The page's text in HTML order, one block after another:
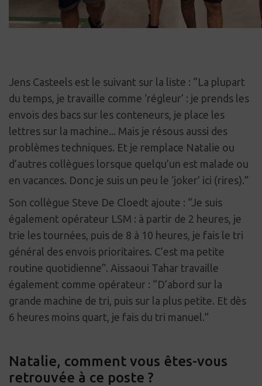
Jens Casteels est le suivant sur la liste : “La plupart
du temps, je travaille comme ‘régleur’ : je prends les
envois des bacs sur les conteneurs, je place les
lettres sur la machine... Mais je résous aussi des
problèmes techniques. Et je remplace Natalie ou
d’autres collègues lorsque quelqu’un est malade ou
en vacances. Donc je suis un peu le ‘joker’ ici (rires).”
Son collègue Steve De Cloedt ajoute : “Je suis
également opérateur LSM : à partir de 2 heures, je
trie les tournées, puis de 8 à 10 heures, je fais le tri
général des envois prioritaires. C’est ma petite
routine quotidienne”. Aissaoui Tahar travaille
également comme opérateur : “D’abord sur la
grande machine de tri, puis sur la plus petite. Et dès
6 heures moins quart, je fais du tri manuel.”
Natalie, comment vous êtes-vous
retrouvée à ce poste ?